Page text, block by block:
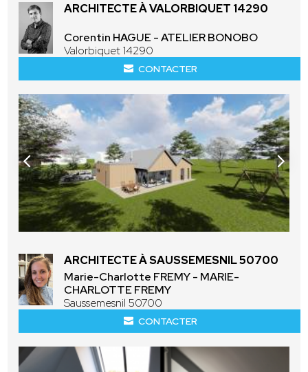
ARCHITECTE À VALORBIQUET 14290
Corentin HAGUE - ATELIER BONOBO
Valorbiquet 14290
CONTACTER
ARCHITECTE À SAUSSEMESNIL 50700
Marie-Charlotte FREMY - MARIE-
CHARLOTTE FREMY
Saussemesnil 50700
CONTACTER